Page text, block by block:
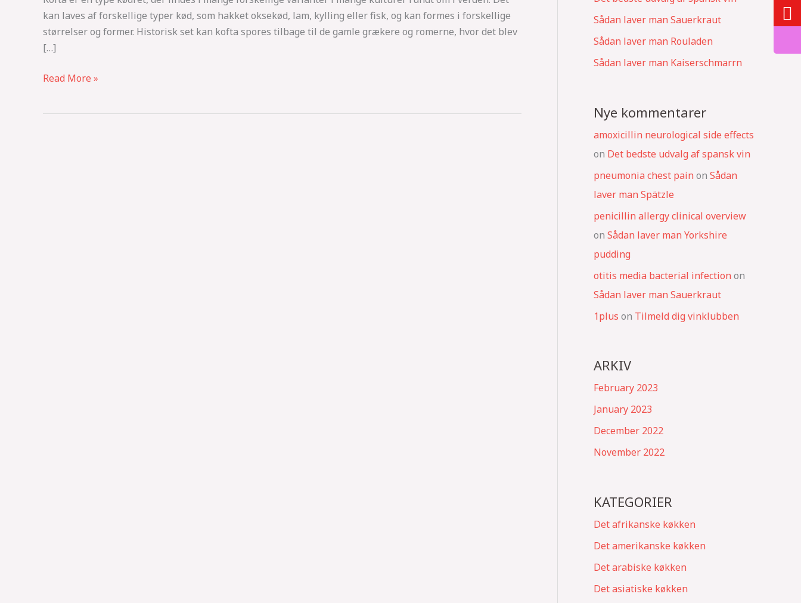
kan laves af forskellige typer kød, som hakket oksekød, lam, kylling eller fisk, og kan formes i forskellige
størrelser og former. Historisk set kan kofta spores tilbage til de gamle grækere og romerne, hvor det blev
[…]
Read More »
Sådan laver man Sauerkraut
Sådan laver man Rouladen
Sådan laver man Kaiserschmarrn
Nye kommentarer
amoxicillin neurological side effects
on Det bedste udvalg af spansk vin
pneumonia chest pain on Sådan
laver man Spätzle
penicillin allergy clinical overview
on Sådan laver man Yorkshire
pudding
otitis media bacterial infection on
Sådan laver man Sauerkraut
1plus on Tilmeld dig vinklubben
ARKIV
February 2023
January 2023
December 2022
November 2022
KATEGORIER
Det afrikanske køkken
Det amerikanske køkken
Det arabiske køkken
Det asiatiske køkken